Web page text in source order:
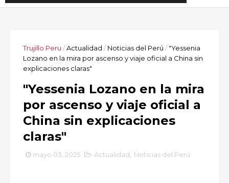
Trujillo Peru /Actualidad / Noticias del Perú / "Yessenia
Lozano en la mira por ascenso y viaje oficial a China sin
explicaciones claras"
"Yessenia Lozano en la mira
por ascenso y viaje oficial a
China sin explicaciones
claras"
mayo 03, 2025 Actualidad Noticias del Perú